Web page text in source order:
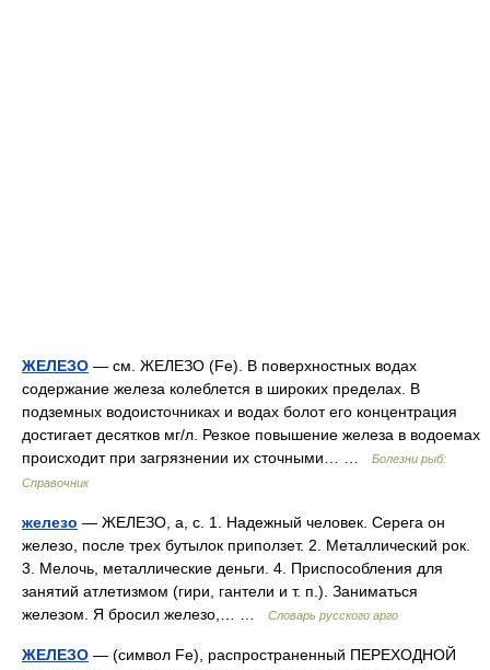
ЖЕЛЕЗО — см. ЖЕЛЕЗО (Fe). В поверхностных водах
содержание железа колеблется в широких пределах. В
подземных водоисточниках и водах болот его концентрация
достигает десятков мг/л. Резкое повышение железа в водоемах
происходит при загрязнении их сточными… …
Болезни рыб:
Справочник
железо — ЖЕЛЕЗО, а, с. 1. Надежный человек. Серега он
железо, после трех бутылок приползет. 2. Металлический рок.
3. Мелочь, металлические деньги. 4. Приспособления для
занятий атлетизмом (гири, гантели и т. п.). Заниматься
железом. Я бросил железо,… …
Словарь русского арго
ЖЕЛЕЗО — (символ Fe), распространенный ПЕРЕХОДНОЙ